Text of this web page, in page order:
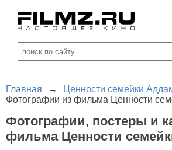
Главная → Ценности семейки
Фотографии из фильма Ценности
Фотографии, постеры и
фильма Ценности